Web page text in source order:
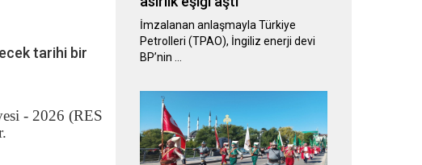
tarihi bir
- 2026 (RES
İmzalanan anlaşmayla Türkiye
Petrolleri (TPAO), İngiliz enerji devi
BP’nin …